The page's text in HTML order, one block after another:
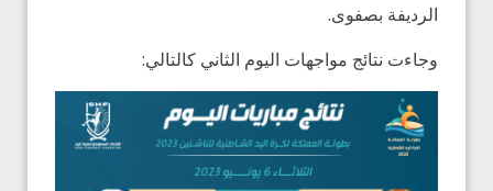
الرديفة بصفوى.
وجاءت نتائج مواجهات اليوم الثاني كالتالي: